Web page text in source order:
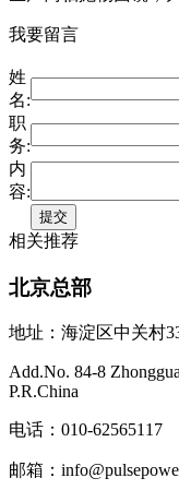
我要留言
姓
名:
职
务:
内
容:
相关推荐
北京总部
地址：海淀区中关村
Add.No. 84-8
P.R.China
电话：010-62565117
邮箱：